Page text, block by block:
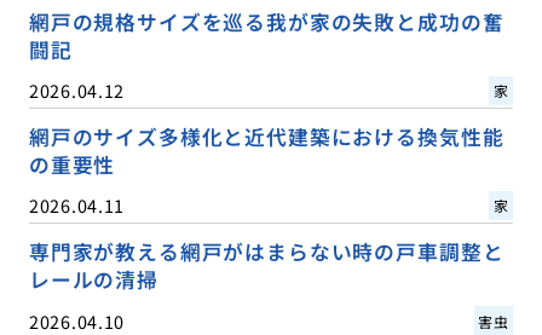
網戸の規格サイズを巡る我が家の失敗と成功の奮
闘記
2026.04.12 家
網戸のサイズ多様化と近代建築における換気性能
の重要性
2026.04.11 家
専門家が教える網戸がはまらない時の戸車調整と
レールの清掃
2026.04.10 害虫